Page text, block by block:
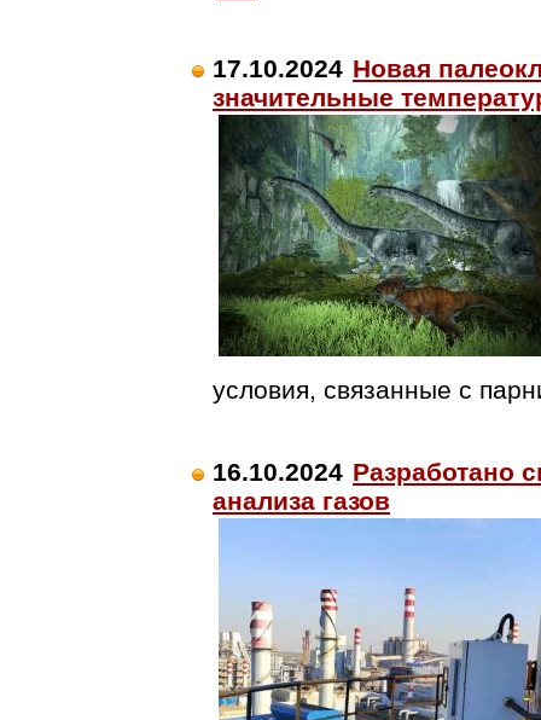
17.10.2024 Новая
значительные
условия, связанные с
16.10.2024 Разработано
анализа газов